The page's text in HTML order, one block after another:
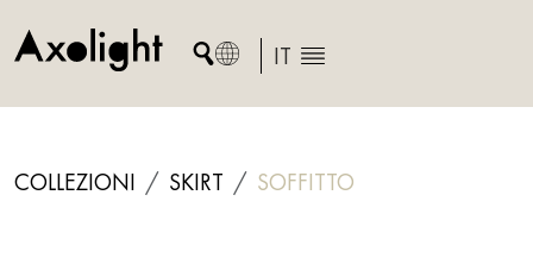
to
IT
COLLEZIONI SKIRT SOFFITTO